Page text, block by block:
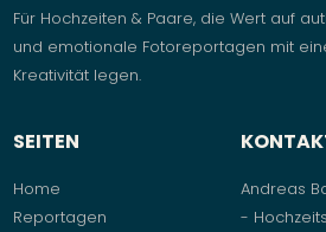
Für Hochzeiten & Paare, die Wert auf
und emotionale Fotoreportagen mit
Kreativität legen.
SEITEN
Home
Reportagen
Andreas
-